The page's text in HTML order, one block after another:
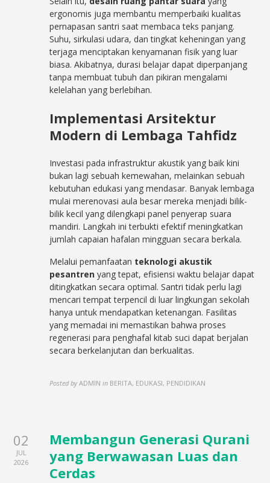
ergonomis juga membantu memperbaiki kualitas
pernapasan santri saat membaca teks panjang.
Suhu, sirkulasi udara, dan tingkat keheningan yang
terjaga menciptakan kenyamanan fisik yang luar
biasa. Akibatnya, durasi belajar dapat diperpanjang
tanpa membuat tubuh dan pikiran mengalami
kelelahan yang berlebihan.
Implementasi Arsitektur
Modern di Lembaga Tahfidz
Investasi pada infrastruktur akustik yang baik kini
bukan lagi sebuah kemewahan, melainkan sebuah
kebutuhan edukasi yang mendasar. Banyak lembaga
mulai merenovasi aula besar mereka menjadi bilik-
bilik kecil yang dilengkapi panel penyerap suara
mandiri. Langkah ini terbukti efektif meningkatkan
jumlah capaian hafalan mingguan secara berkala.
Melalui pemanfaatan teknologi akustik
pesantren yang tepat, efisiensi waktu belajar dapat
ditingkatkan secara optimal. Santri tidak perlu lagi
mencari tempat terpencil di luar lingkungan sekolah
hanya untuk mendapatkan ketenangan. Fasilitas
yang memadai ini memastikan bahwa proses
regenerasi para penghafal kitab suci dapat berjalan
secara berkelanjutan dan berkualitas.
Posted by ADMIN in BERITA, EDUKASI, PENDIDIKAN
02
JUL
2026
Membangun Generasi Qurani
yang Berwawasan Luas dan
Cerdas